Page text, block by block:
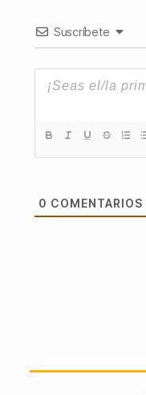
Suscríbete
0 COMENTARIOS